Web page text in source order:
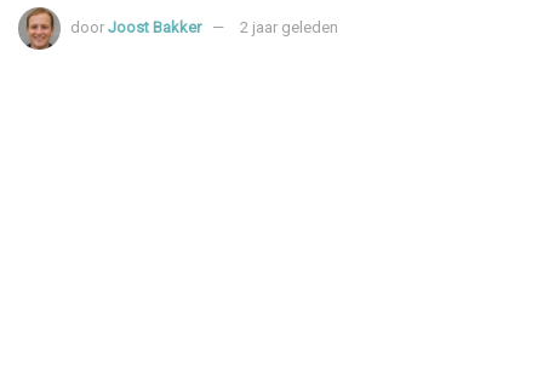
door Joost Bakker 2 jaar geleden